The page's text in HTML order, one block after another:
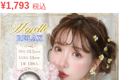
¥1,793 税込